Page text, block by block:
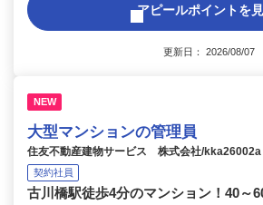
アピールポイントを
更新日： 2026/08/
NEW
大型マンションの管理員
住友不動産建物サービス 株式会社/kka26002a
契約社員
古川橋駅徒歩4分のマンション！40～